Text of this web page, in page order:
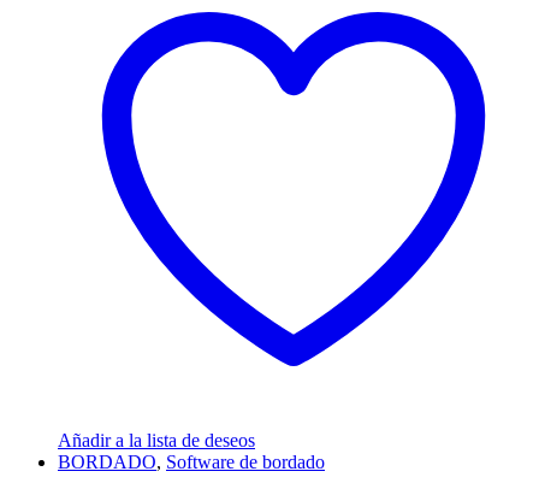
Añadir a la lista de deseos
BORDADO, Software de bordado